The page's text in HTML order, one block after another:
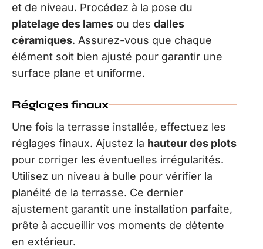
et de niveau. Procédez à la pose du
platelage des lames ou des dalles
céramiques. Assurez-vous que chaque
élément soit bien ajusté pour garantir une
surface plane et uniforme.
Réglages finaux
Une fois la terrasse installée, effectuez les
réglages finaux. Ajustez la hauteur des plots
pour corriger les éventuelles irrégularités.
Utilisez un niveau à bulle pour vérifier la
planéité de la terrasse. Ce dernier
ajustement garantit une installation parfaite,
prête à accueillir vos moments de détente
en extérieur.